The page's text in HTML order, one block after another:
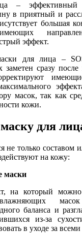
– эффективный
в приятный и
большая
эффект.
для лица –
заметен сразу
масок, так как
кожи.
для
не только составом
на кожу:
маски
на который можно
баланса и
из-за
в уходе за